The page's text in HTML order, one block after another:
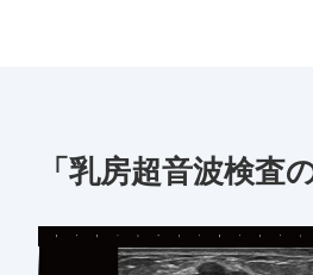
「乳房超音波検